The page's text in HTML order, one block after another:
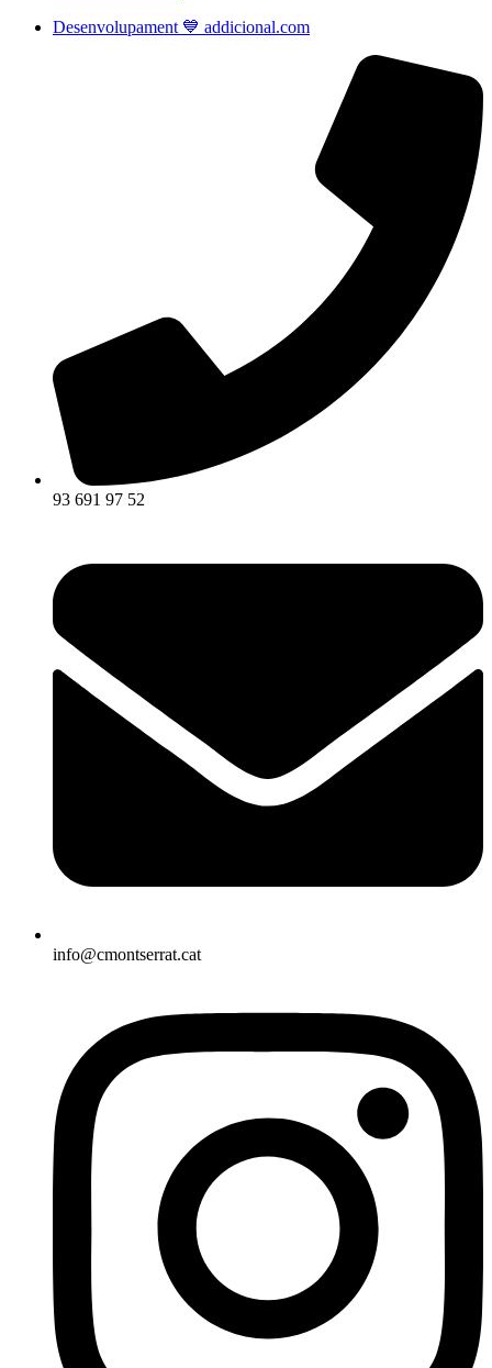
Desenvolupament 💙 addicional.com
93 691 97 52
info@cmontserrat.cat